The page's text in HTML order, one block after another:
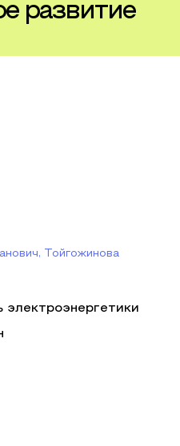
развитие
Тойгожинова